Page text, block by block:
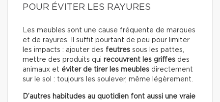
POUR ÉVITER LES RAYURES
Les meubles sont une cause fréquente de marques
et de rayures. Il suffit pourtant de peu pour limiter
les impacts : ajouter des feutres sous les pattes,
mettre des produits qui recouvrent les griffes des
animaux et éviter de tirer les meubles directement
sur le sol : toujours les soulever, même légèrement.
D’autres habitudes au quotidien font aussi une vraie